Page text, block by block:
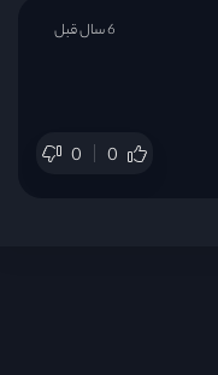
0 0
6 سال قبل